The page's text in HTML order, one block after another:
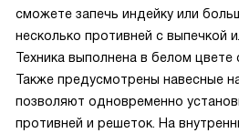
сможете запечь индейку или
несколько противней с выпечкой
Техника выполнена в белом цвете
Также предусмотрены навесные
позволяют одновременно
противней и решеток. На